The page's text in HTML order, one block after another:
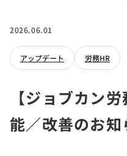
2026.06.01
アップデート 労務HR
【ジョブカン
能／改善のお知